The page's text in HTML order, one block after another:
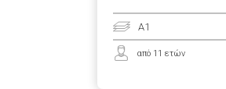
A1
από 11 ετών